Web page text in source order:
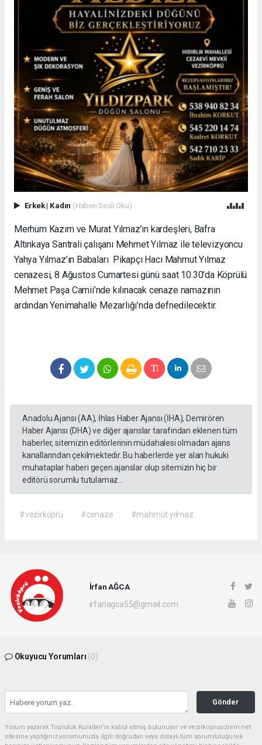
Erkek| Kadın (Haberi Sesli Oku)
Merhum Kazım ve Murat Yılmaz’ın kardeşleri, Bafra
Altınkaya Santrali çalışanı Mehmet Yılmaz ile televizyoncu
Yahya Yılmaz’ın Babaları Pikapçı Hacı Mahmut Yılmaz
cenazesi, 8 Ağustos Cumartesi günü saat 10.30’da Köprülü
Mehmet Paşa Camii’nde kılınacak cenaze namazının
ardından Yenimahalle Mezarlığı’nda defnedilecektir.
Anadolu Ajansı (AA), İhlas Haber Ajansı (İHA), Demirören
Haber Ajansı (DHA) ve diğer ajanslar tarafından eklenen tüm
haberler, sitemizin editörlerinin müdahalesi olmadan ajans
kanallarından çekilmektedir. Bu haberlerde yer alan hukuki
muhataplar haberi geçen ajanslar olup sitemizin hiç bir
editörü sorumlu tutulamaz...
#vezirköprü #cenaze #mahmut yılmaz
İrfan AĞCA
irfanagca55@gmail.com
Okuyucu Yorumları (0)
Gönder
Yorum yazarak Topluluk Kuralları’nı kabul etmiş bulunuyor ve vezirkopruozlem.net
sitesine yaptığınız yorumunuzla ilgili doğrudan veya dolaylı tüm sorumluluğu tek